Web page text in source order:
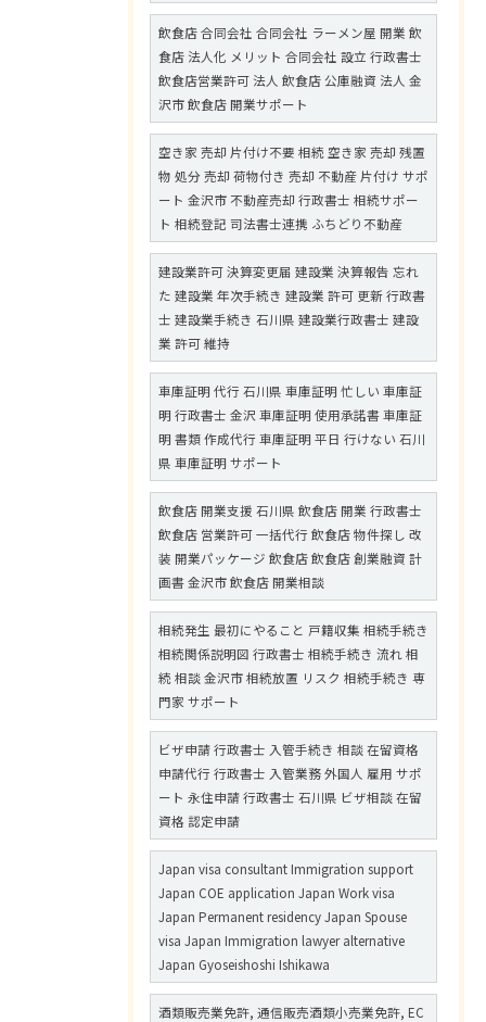
飲食店 合同会社 合同会社 ラーメン屋 開業 飲
食店 法人化 メリット 合同会社 設立 行政書士
飲食店営業許可 法人 飲食店 公庫融資 法人 金
沢市 飲食店 開業サポート
空き家 売却 片付け不要 相続 空き家 売却 残置
物 処分 売却 荷物付き 売却 不動産 片付け サポ
ート 金沢市 不動産売却 行政書士 相続サポー
ト 相続登記 司法書士連携 ふちどり不動産
建設業許可 決算変更届 建設業 決算報告 忘れ
た 建設業 年次手続き 建設業 許可 更新 行政書
士 建設業手続き 石川県 建設業行政書士 建設
業 許可 維持
車庫証明 代行 石川県 車庫証明 忙しい 車庫証
明 行政書士 金沢 車庫証明 使用承諾書 車庫証
明 書類 作成代行 車庫証明 平日 行けない 石川
県 車庫証明 サポート
飲食店 開業支援 石川県 飲食店 開業 行政書士
飲食店 営業許可 一括代行 飲食店 物件探し 改
装 開業パッケージ 飲食店 飲食店 創業融資 計
画書 金沢市 飲食店 開業相談
相続発生 最初にやること 戸籍収集 相続手続き
相続関係説明図 行政書士 相続手続き 流れ 相
続 相談 金沢市 相続放置 リスク 相続手続き 専
門家 サポート
ビザ申請 行政書士 入管手続き 相談 在留資格
申請代行 行政書士 入管業務 外国人 雇用 サポ
ート 永住申請 行政書士 石川県 ビザ相談 在留
資格 認定申請
Japan visa consultant Immigration support
Japan COE application Japan Work visa
Japan Permanent residency Japan Spouse
visa Japan Immigration lawyer alternative
Japan Gyoseishoshi Ishikawa
酒類販売業免許, 通信販売酒類小売業免許, EC